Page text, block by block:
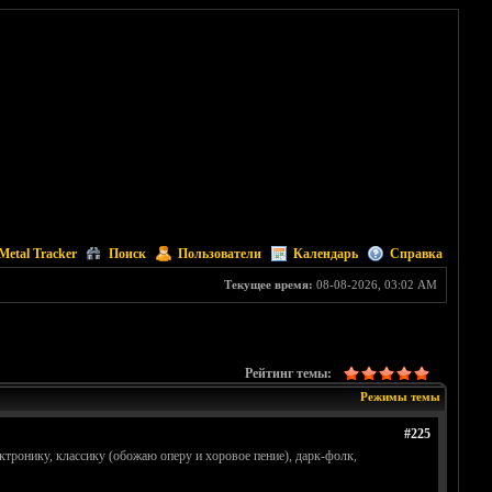
Tracker Поиск Пользователи Календарь Справка
Текущее время: 08-08-2026, 03:02 AM
Рейтинг темы:
Режимы темы
#225
классику (обожаю оперу и хоровое пение), дарк-фолк,